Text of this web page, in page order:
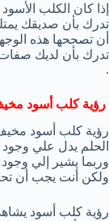
إذا كان الكلب
تدرك بأن صديقك
أن تصححها هذه
تدرك بأن لديك صفات
.
رؤية كلب أسود
رؤية كلب أسود
الحلم يدل علي
وربما يشير إلي
ولكن أنت يجب أن
رؤية كلب أسود